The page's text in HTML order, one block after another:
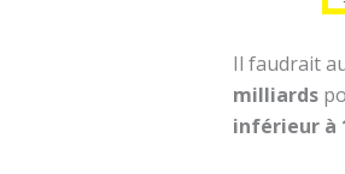
Il faudrait
milliards
inférieur à